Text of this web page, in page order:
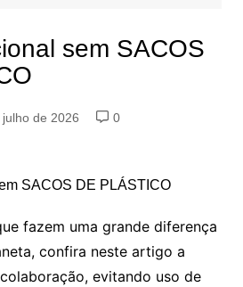
sem SACOS
de 2026
0
fazem uma grande diferença
confira neste artigo a
evitando uso de